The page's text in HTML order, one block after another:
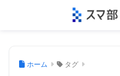
ホーム タグ